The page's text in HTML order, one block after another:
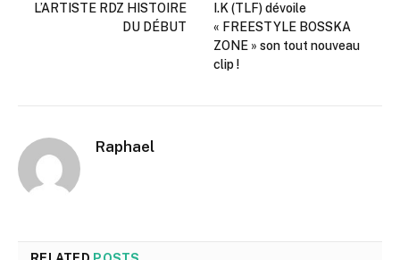
L’ARTISTE RDZ HISTOIRE
DU DÉBUT
I.K (TLF) dévoile
« FREESTYLE BOSSKA
ZONE » son tout nouveau
clip !
Raphael